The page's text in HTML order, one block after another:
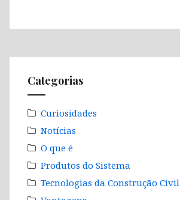
Categorias
Curiosidades
Notícias
O que é
Produtos do Sistema
Tecnologias da Construção Civil